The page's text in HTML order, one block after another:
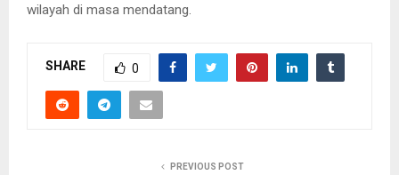
wilayah di masa mendatang.
SHARE 0
PREVIOUS POST